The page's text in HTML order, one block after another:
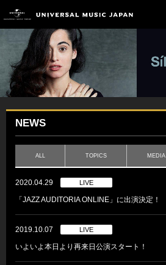
NEWS
ALL TOPICS MEDIA
2020.04.29 LIVE
「JAZZ AUDITORIA ONLINE」に出演決定！
2019.10.07 LIVE
いよいよ本日より再来日公演スタート！